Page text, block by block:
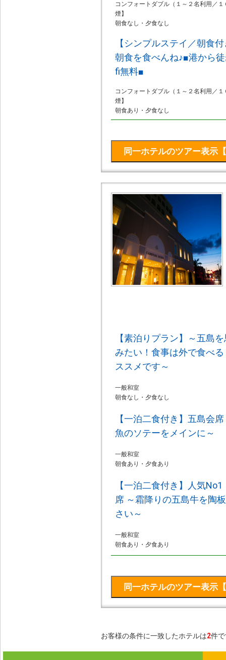
コンフォートダブル（１～２名利用／１
煙】
朝食なし・夕食なし
【シンプルステイ／朝食
朝食を食べんね♪■港から
fi無料■
コンフォートダブル（１～２名利用／１
煙】
朝食あり・夕食なし
【素泊りプラン】～五島
みたい！食事は外で食べ
ススメです～
一般和室
朝食なし・夕食なし
【一泊二食付き】五島会
魚のソテーをメインに～
一般和室
朝食あり・夕食あり
【一泊二食付き】人気
席 ～霜降りの五島牛を陶
さい～
一般和室
朝食あり・夕食あり
お客様の条件に一致したホテルは2件